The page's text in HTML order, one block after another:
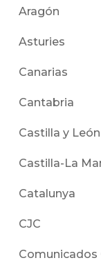
Aragón
Asturies
Canarias
Cantabria
Castilla y León
Castilla-La
Catalunya
CJC
Comunicados